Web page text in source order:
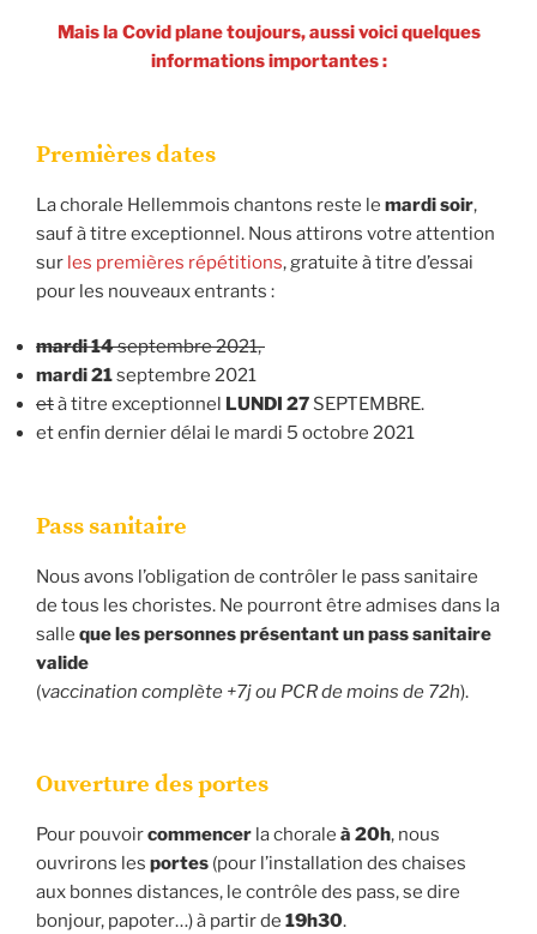
Mais la Covid plane toujours, aussi voici quelques
informations importantes :
Premières dates
La chorale Hellemmois chantons reste le mardi soir,
sauf à titre exceptionnel. Nous attirons votre attention
sur les premières répétitions, gratuite à titre d’essai
pour les nouveaux entrants :
mardi 14septembre 2021,
mardi 21septembre 2021
età titre exceptionnel LUNDI 27 SEPTEMBRE.
et enfin dernier délai le mardi 5 octobre 2021
Pass sanitaire
Nous avons l’obligation de contrôler le pass sanitaire
de tous les choristes. Ne pourront être admises dans la
salle que les personnes présentant un pass sanitaire
valide
(vaccination complète +7j ou PCR de moins de 72h).
Ouverture des portes
Pour pouvoircommencer la chorale à 20h, nous
ouvrirons les portes (pour l’installation des chaises
aux bonnes distances, le contrôle des pass, se dire
bonjour, papoter…) à partir de 19h30.